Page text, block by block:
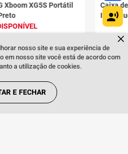
Xboom XG5S Portátil
Caixa
IP67
nosso site e sua experiência de
em nosso site você está de acordo com
a utilização de cookies.
E FECHAR